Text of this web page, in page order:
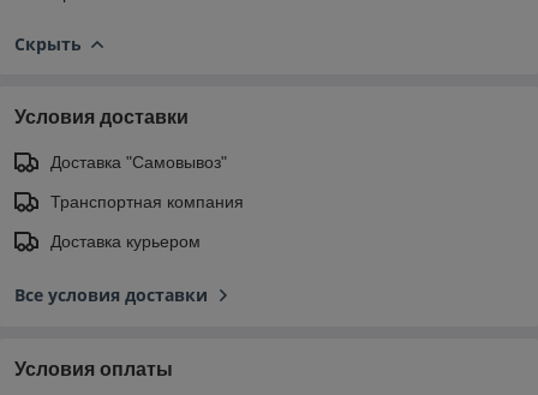
Скрыть
Условия доставки
Доставка "Самовывоз"
Транспортная компания
Доставка курьером
Все условия доставки
Условия оплаты